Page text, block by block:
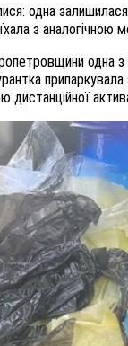
одна
з аналогічною
одна